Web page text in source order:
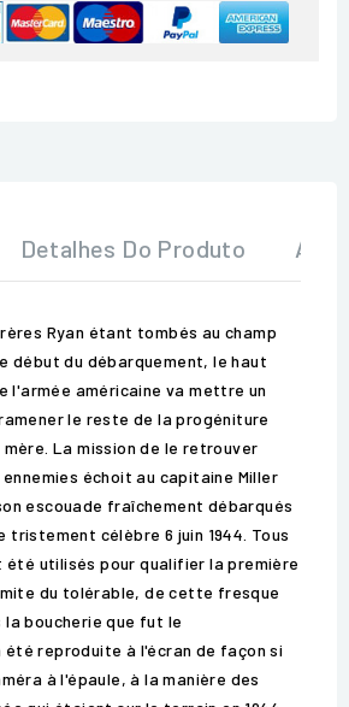
Detalhes Do Produto
Ryan étant tombés au champ
début du débarquement, le haut
l'armée américaine va mettre un
le reste de la progéniture
mère. La mission de le retrouver
échoit au capitaine Miller
escouade fraîchement débarqués
tristement célèbre 6 juin 1944. Tous
utilisés pour qualifier la première
du tolérable, de cette fresque
boucherie que fut le
été reproduite à l'écran de façon si
à l'épaule, à la manière des